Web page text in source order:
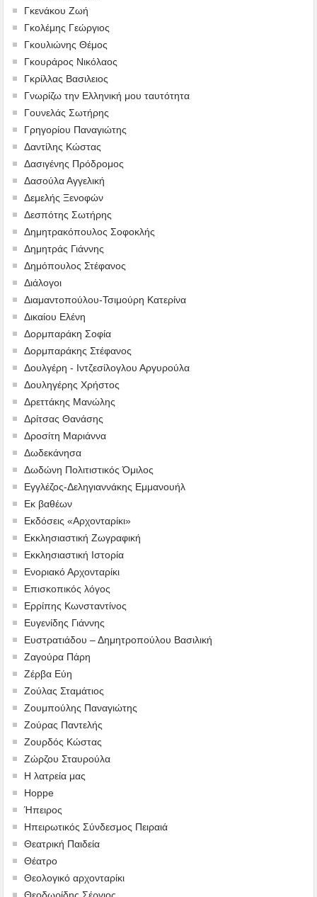
Γκενάκου Ζωή
Γκολέμης Γεώργιος
Γκουλιώνης Θέμος
Γκουράρος Νικόλαος
Γκρίλλας Βασιλειος
Γνωρίζω την Ελληνική μου ταυτότητα
Γουνελάς Σωτήρης
Γρηγορίου Παναγιώτης
Δαντίλης Κώστας
Δασιγένης Πρόδρομος
Δασούλα Αγγελική
Δεμελής Ξενοφών
Δεσπότης Σωτήρης
Δημητρακόπουλος Σοφοκλής
Δημητράς Γιάννης
Δημόπουλος Στέφανος
Διάλογοι
Διαμαντοπούλου-Τσιμούρη Κατερίνα
Δικαίου Ελένη
Δορμπαράκη Σοφία
Δορμπαράκης Στέφανος
Δουλγέρη - Ιντζεσίλογλου Αργυρούλα
Δουληγέρης Χρήστος
Δρεττάκης Μανώλης
Δρίτσας Θανάσης
Δροσίτη Μαριάννα
Δωδεκάνησα
Δωδώνη Πολιτιστικός Όμιλος
Εγγλέζος-Δεληγιαννάκης Εμμανουήλ
Εκ βαθέων
Εκδόσεις «Αρχονταρίκι»
Εκκλησιαστική Ζωγραφική
Εκκλησιαστική Ιστορία
Ενοριακό Αρχονταρίκι
Επισκοπικός λόγος
Ερρίπης Κωνσταντίνος
Ευγενίδης Γιάννης
Ευστρατιάδου – Δημητροπούλου Βασιλική
Ζαγούρα Πάρη
Ζέρβα Εύη
Ζούλας Σταμάτιος
Ζουμπούλης Παναγιώτης
Ζούρας Παντελής
Ζουρδός Κώστας
Ζώρζου Σταυρούλα
Η λατρεία μας
Hoppe
Ήπειρος
Ηπειρωτικός Σύνδεσμος Πειραιά
Θεατρική Παιδεία
Θέατρο
Θεολογικό αρχονταρίκι
Θεοδωρίδης Σέργιος